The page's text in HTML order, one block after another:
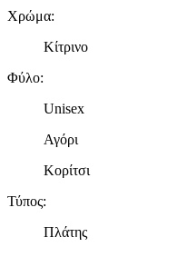
Χρώμα:
Κίτρινο
Φύλο:
Unisex
Αγόρι
Κορίτσι
Τύπος:
Πλάτης